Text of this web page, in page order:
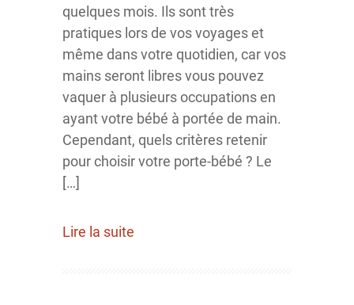
quelques mois. Ils sont très
pratiques lors de vos voyages et
même dans votre quotidien, car vos
mains seront libres vous pouvez
vaquer à plusieurs occupations en
ayant votre bébé à portée de main.
Cependant, quels critères retenir
pour choisir votre porte-bébé ? Le
[…]
Lire la suite